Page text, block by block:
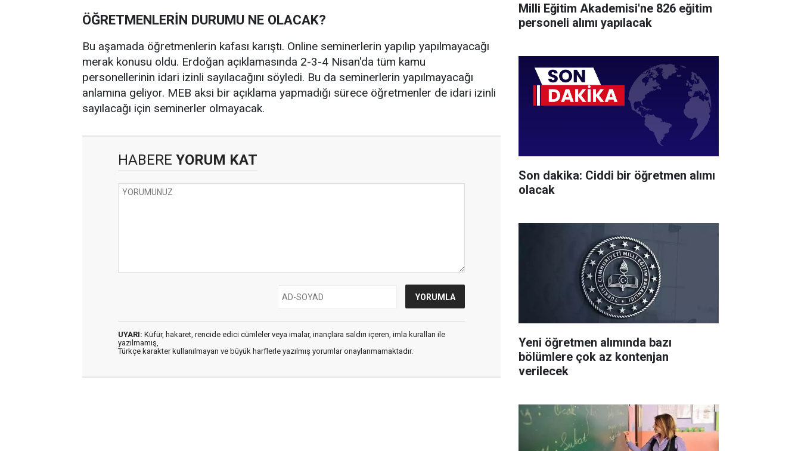
ÖĞRETMENLERİN DURUMU NE OLACAK?
Bu aşamada öğretmenlerin kafası karıştı. Online seminerlerin yapılıp yapılmayacağı
merak konusu oldu. Erdoğan açıklamasında 2-3-4 Nisan'da tüm kamu
personellerinin idari izinli sayılacağını söyledi. Bu da seminerlerin yapılmayacağı
anlamına geliyor. MEB aksi bir açıklama yapmadığı sürece öğretmenler de idari izinli
sayılacağı için seminerler olmayacak.
HABERE YORUM KAT
UYARI: Küfür, hakaret, rencide edici cümleler veya imalar, inançlara saldırı içeren, imla kuralları ile
yazılmamış,
Türkçe karakter kullanılmayan ve büyük harflerle yazılmış yorumlar onaylanmamaktadır.
Milli Eğitim Akademisi'ne 826 eğitim
personeli alımı yapılacak
Son dakika: Ciddi bir öğretmen alımı
olacak
Yeni öğretmen alımında bazı
bölümlere çok az kontenjan
verilecek